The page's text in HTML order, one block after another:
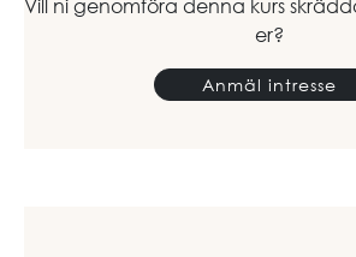
Vill ni genomföra denna kurs
er?
Anmäl intresse